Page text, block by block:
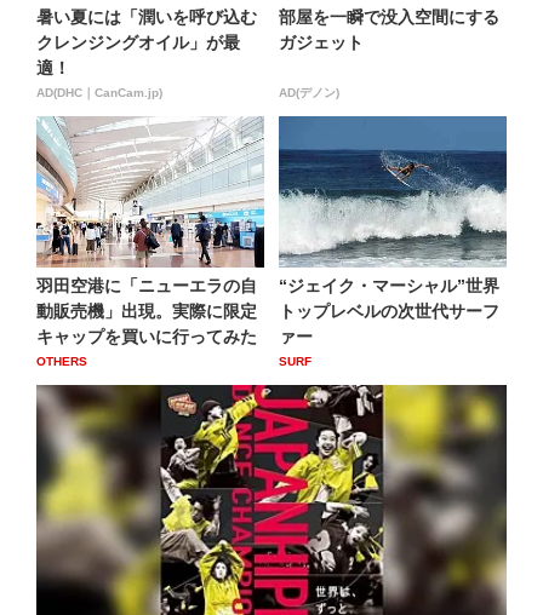
暑い夏には「潤いを呼び込む
クレンジングオイル」が最
適！
AD(DHC｜CanCam.jp)
部屋を一瞬で没入空間にする
ガジェット
AD(デノン)
羽田空港に「ニューエラの自
動販売機」出現。実際に限定
キャップを買いに行ってみた
OTHERS
“ジェイク・マーシャル”世界
トップレベルの次世代サーフ
ァー
SURF